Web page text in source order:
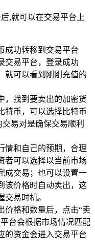
,就可以在交易平台上
成功转移到交易平台
交易平台，登录成功
就可以看到刚刚充值的
，找到要卖出的加密货
特币，可以选择比特币
易对是确保交易顺利
情和自己的预期，合理
者可以选择以当前市场
成交易；也可以设置一
该价格时自动卖出，这
易时机。
价格和数量后，点击“卖
台会根据市场情况匹配
的资金会进入交易平台